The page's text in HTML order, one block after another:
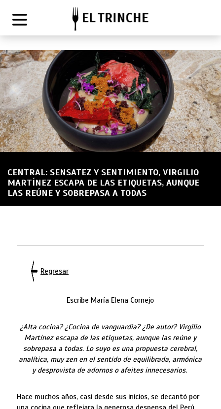
CENTRAL: SENSATEZ Y SENTIMIENTO, VIRGILIO
MARTÍNEZ ESCAPA DE LAS ETIQUETAS, AUNQUE
LAS REÚNE Y SOBREPASA A TODAS
Regresar
Escribe María Elena Cornejo
¿Alta cocina? ¿Cocina de vanguardia? ¿De autor? Virgilio
Martínez escapa de las etiquetas, aunque las reúne y
sobrepasa a todas. Lo suyo es una propuesta cerebral,
analítica, muy zen en el sentido de equilibrada, armónica
y desprovista de adornos o afeites innecesarios.
Hace muchos años, casi desde sus inicios, se decantó por